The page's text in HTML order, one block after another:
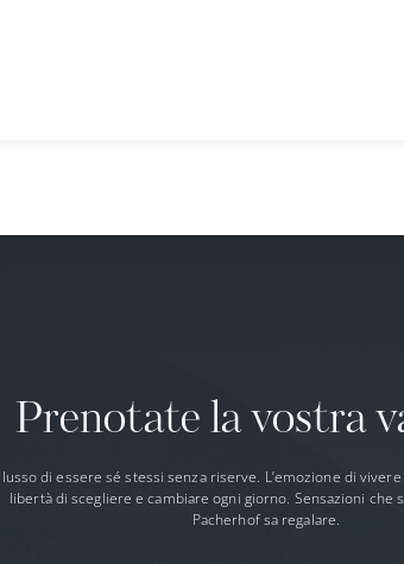
Prenotate la vostra
di essere sé stessi senza riserve. L’emozione di
libertà di scegliere e cambiare ogni giorno. Sensazioni che
Pacherhof sa regalare.